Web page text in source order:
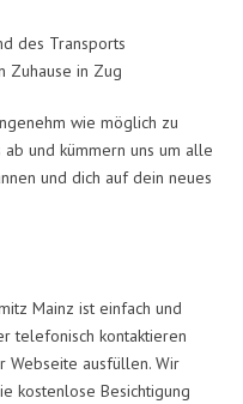
des Transports
Zuhause in Zug
wie möglich zu
und kümmern uns um alle
und dich auf dein neues
Mainz ist einfach und
telefonisch kontaktieren
Webseite ausfüllen. Wir
kostenlose Besichtigung